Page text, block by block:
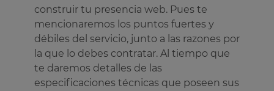
construir tu presencia web. Pues te
mencionaremos los puntos fuertes y
débiles del servicio, junto a las razones por
la que lo debes contratar. Al tiempo que
te daremos detalles de las
especificaciones técnicas que poseen sus